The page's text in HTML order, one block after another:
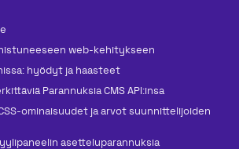
web-kehitykseen
hyödyt ja haasteet
Parannuksia CMS API:insa
ominaisuudet ja arvot suunnittelijoiden
asetteluparannuksia